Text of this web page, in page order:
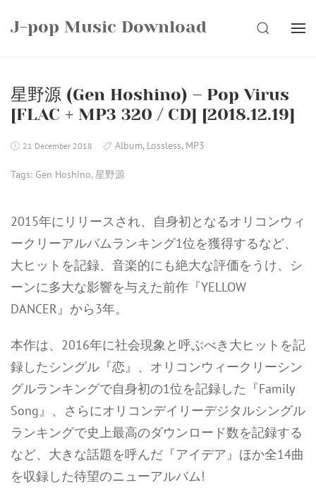
J-pop Music Download SEARCH
星野源 (Gen Hoshino) – Pop Virus
[FLAC + MP3 320 / CD] [2018.12.19]
21 December 2018 Album, Lossless, MP3
Tags: Gen Hoshino,星野源
2015年にリリースされ、自身初となるオリコンウィ
ークリーアルバムランキング1位を獲得するなど、
大ヒットを記録、音楽的にも絶大な評価をうけ、シ
ーンに多大な影響を与えた前作『YELLOW
DANCER』から3年。
本作は、2016年に社会現象と呼ぶべき大ヒットを記
録したシングル『恋』、オリコンウィークリーシン
グルランキングで自身初の1位を記録した『Family
Song』、さらにオリコンデイリーデジタルシングル
ランキングで史上最高のダウンロード数を記録する
など、大きな話題を呼んだ『アイデア』ほか全14曲
を収録した待望のニューアルバム!